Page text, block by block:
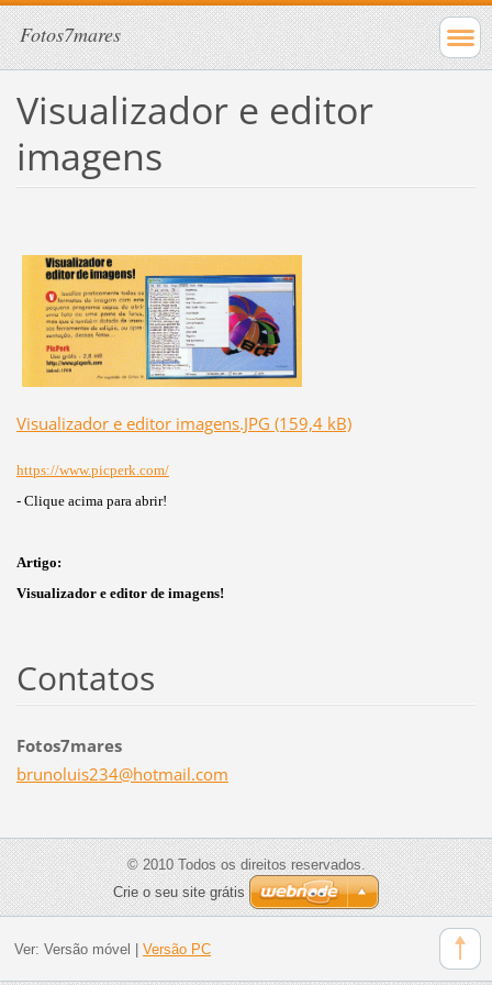
Fotos7mares
Visualizador e editor
imagens
Visualizador e editor imagens.JPG (159,4 kB)
https://www.picperk.com/
- Clique acima para abrir!
Artigo:
Visualizador e editor de imagens!
Contatos
Fotos7mares
brunoluis234@hotmail.com
© 2010 Todos os direitos reservados.
Crie o seu site grátis
Ver: Versão móvel Versão PC